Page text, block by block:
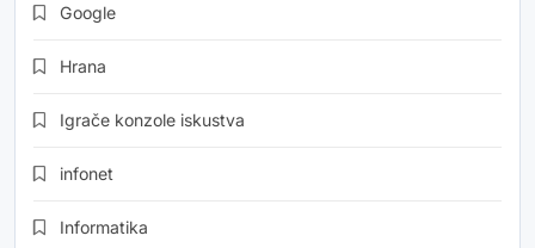
Google
Hrana
Igrače konzole iskustva
infonet
Informatika